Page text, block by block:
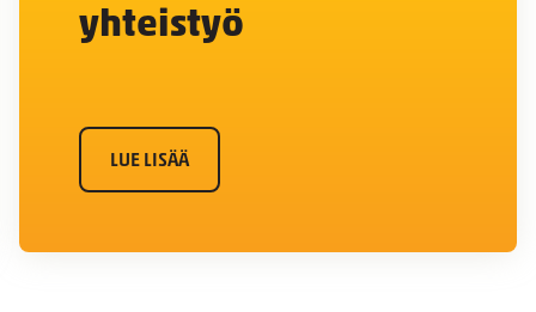
yhteistyö
LUE LISÄÄ